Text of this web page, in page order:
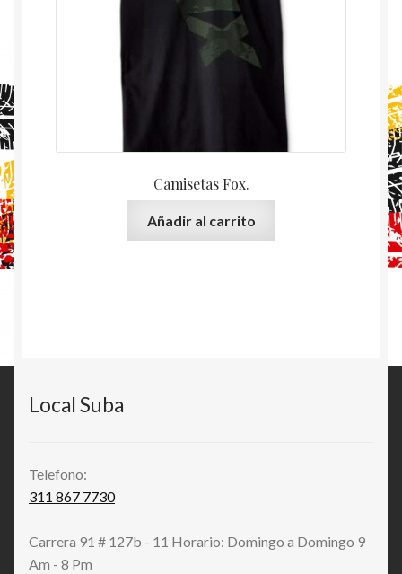
Camisetas Fox.
Añadir al carrito
Local Suba
Telefono:
311 867 7730
Carrera 91 # 127b - 11 Horario: Domingo a Domingo 9
Am - 8 Pm